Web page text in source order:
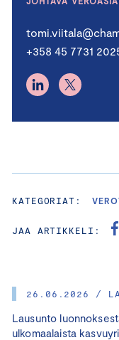
26.06.2026 /
Lausunto
ulkomaalaista
+358 45 7731
KATEGORIAT:
JAA ARTIKKELI: